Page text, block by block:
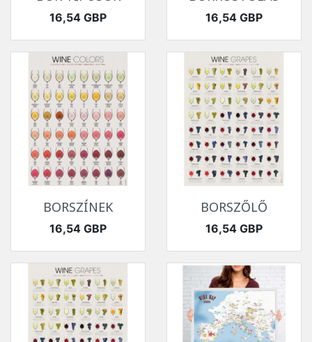
Ár
16,54 GBP Ár
16,54 GBP
BORSZÍNEK
Ár
16,54 GBP
BORSZŐLŐ
Ár
16,54 GBP